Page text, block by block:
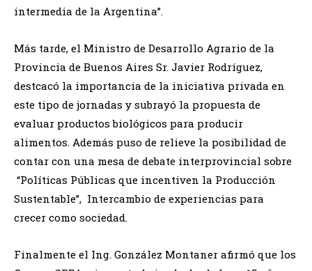
intermedia de la Argentina”.
Más tarde, el Ministro de Desarrollo Agrario de la
Provincia de Buenos Aires Sr. Javier Rodríguez,
destcacó la importancia de la iniciativa privada en
este tipo de jornadas y subrayó la propuesta de
evaluar productos biológicos para producir
alimentos. Además puso de relieve la posibilidad de
contar con una mesa de debate interprovincial sobre
“Políticas Públicas que incentiven la Producción
Sustentable”, Intercambio de experiencias para
crecer como sociedad.
Finalmente el Ing. González Montaner afirmó que los